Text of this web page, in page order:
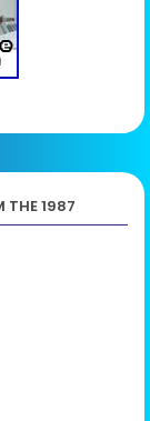
THE 1987